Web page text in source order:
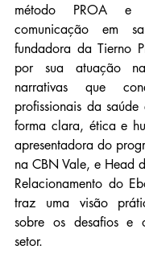
método PROA e
comunicação em
fundadora da Tierno
por sua atuação
narrativas que
profissionais da
forma clara, ética e
apresentadora do
na CBN Vale, e Head
Relacionamento do
traz uma visão
sobre os desafios e
setor.